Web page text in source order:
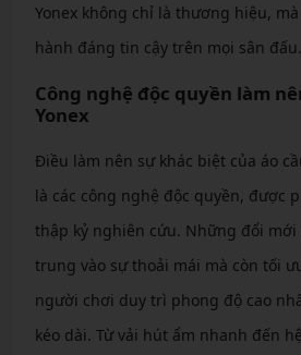
Yonex không chỉ là thương hiệu,
hành đáng tin cậy trên mọi sân đấu.
Công nghệ độc quyền làm
Yonex
Điều làm nên sự khác biệt của áo
là các công nghệ độc quyền, được
thập kỷ nghiên cứu. Những đổi mới
trung vào sự thoải mái mà còn tối
người chơi duy trì phong độ cao
kéo dài. Từ vải hút ẩm nhanh đến